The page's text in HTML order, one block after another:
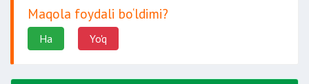
Maqola foydali bo‘ldimi?
Ha Yo'q